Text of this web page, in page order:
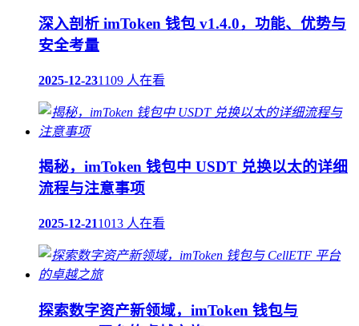
深入剖析 imToken 钱包 v1.4.0，功能、优势与
安全考量
2025-12-231109 人在看
揭秘，imToken 钱包中 USDT 兑换以太的详细
流程与注意事项
2025-12-211013 人在看
探索数字资产新领域，imToken 钱包与